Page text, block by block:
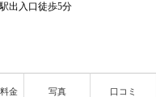
出入口徒歩5分
金 写真 口コミ